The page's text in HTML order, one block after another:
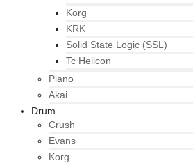
Korg
KRK
Solid State Logic (SSL)
Tc Helicon
Piano
Akai
Drum
Crush
Evans
Korg